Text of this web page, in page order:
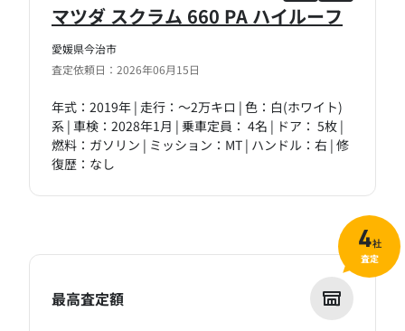
愛媛県今治市
査定依頼日：2026年06月15日
マツダ スクラム 660 PA ハイルーフ
年式：2019年 | 走行：～2万キロ | 色：白(ホワイト)
系 | 車検：2028年1月 | 乗車定員： 4名 | ドア： 5枚 |
燃料：ガソリン | ミッション：MT | ハンドル：右 | 修
復歴：なし
最高査定額
4社
査定